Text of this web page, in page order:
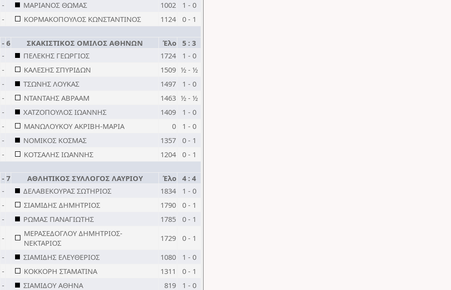
- ΜΑΡΙΑΝΟΣ ΘΩΜΑΣ 1002
1 - 0
- ΚΟΡΜΑΚΟΠΟΥΛΟΣ ΚΩΝΣΤΑΝΤΙΝΟΣ 1124
0 - 1
- 6 ΣΚΑΚΙΣΤΙΚΟΣ ΟΜΙΛΟΣ ΑΘΗΝΩΝ Έλο 5 : 3
- ΠΕΛΕΚΗΣ ΓΕΩΡΓΙΟΣ 1724
1 - 0
- ΚΑΛΕΣΗΣ ΣΠΥΡΙΔΩΝ 1509 ½ - ½
- ΤΣΩΝΗΣ ΛΟΥΚΑΣ 1497
1 - 0
- ΝΤΑΝΤΑΗΣ ΑΒΡΑΑΜ 1463 ½ - ½
- ΧΑΤΖΟΠΟΥΛΟΣ ΙΩΑΝΝΗΣ 1409
1 - 0
- ΜΑΝΩΛΟΥΚΟΥ ΑΚΡΙΒΗ-ΜΑΡΙΑ 0
1 - 0
- ΝΟΜΙΚΟΣ ΚΟΣΜΑΣ 1357
0 - 1
- ΚΟΤΣΑΛΗΣ ΙΩΑΝΝΗΣ 1204
0 - 1
- 7 ΑΘΛΗΤΙΚΟΣ ΣΥΛΛΟΓΟΣ ΛΑΥΡΙΟΥ Έλο 4 : 4
- ΔΕΛΑΒΕΚΟΥΡΑΣ ΣΩΤΗΡΙΟΣ 1834
1 - 0
- ΣΙΑΜΙΔΗΣ ΔΗΜΗΤΡΙΟΣ 1790
0 - 1
- ΡΩΜΑΣ ΠΑΝΑΓΙΩΤΗΣ 1785
0 - 1
-
ΜΕΡΑΣΕΔΟΓΛΟΥ ΔΗΜΗΤΡΙΟΣ-
ΝΕΚΤΑΡΙΟΣ
1729
0 - 1
- ΣΙΑΜΙΔΗΣ ΕΛΕΥΘΕΡΙΟΣ 1080
1 - 0
- ΚΟΚΚΟΡΗ ΣΤΑΜΑΤΙΝΑ 1311
0 - 1
- ΣΙΑΜΙΔΟΥ ΑΘΗΝΑ 819 1 - 0